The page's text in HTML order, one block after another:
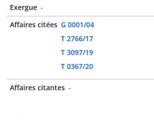
Exergue -
Affaires citées G 0001/04
T 2766/17
T 3097/19
T 0367/20
Affaires citantes -